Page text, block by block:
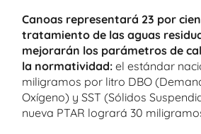
Canoas representará 23 por
tratamiento de las aguas
mejorarán los parámetros de
la normatividad: el estándar
miligramos por litro DBO
Oxígeno) y SST (Sólidos
nueva PTAR logrará 30